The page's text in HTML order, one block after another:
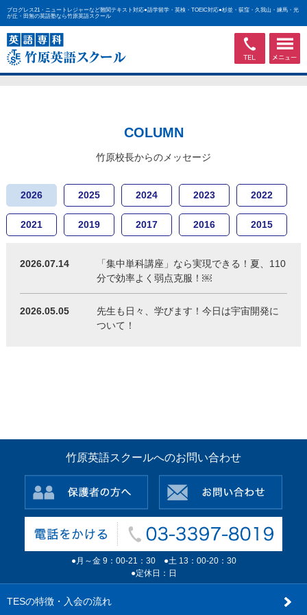
プログレス21・ニュートレジャーなど難関テキスト対応●語学留学・英検・TOEIC対応●杉並・荻窪・久我山・練馬・光
が丘・田無の英語塾なら竹原英語スクール
COLUMN
竹原校長からのメッセージ
2026 2025 2024 2023 2022
2021 2019 2017 2016 2015
2026.07.14
「集中単科講座」なら実現できる！夏、110
分で効率よく弱点克服！￼
2026.05.05
先生も日々、学びます！今日は宇宙開発に
ついて！
TESの特徴・入会の流れ
竹原英語スクールへのお問い合わせ
●月～金 9：00-21：30 ●土 13：00-20：30
●定休日：日